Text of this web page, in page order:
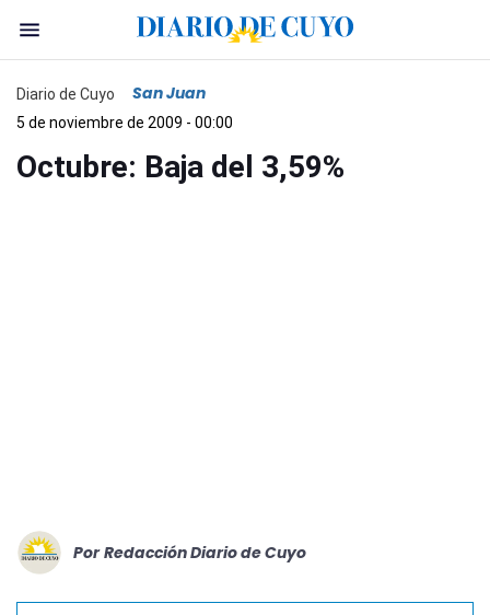
Diario de Cuyo San Juan
5 de noviembre de 2009 - 00:00
Octubre: Baja del 3,59%
Por Redacción Diario de Cuyo